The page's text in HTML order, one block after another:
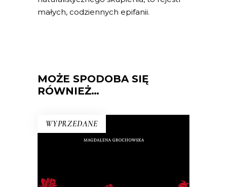
małych, codziennych epifanii.
MOŻE SPODOBA SIĘ
RÓWNIEŻ…
WYPRZEDANE